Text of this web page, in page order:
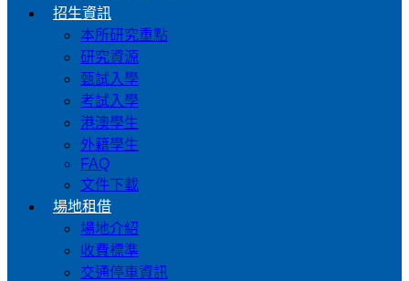
招生資訊
本所研究重點
研究資源
甄試入學
考試入學
港澳學生
外籍學生
FAQ
文件下載
場地租借
場地介紹
收費標準
交通停車資訊